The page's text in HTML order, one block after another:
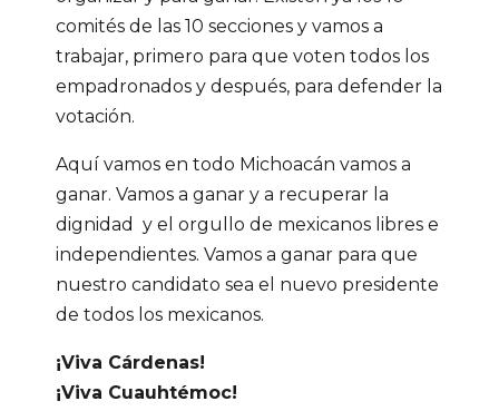
comités de las 10 secciones y vamos a
trabajar, primero para que voten todos los
empadronados y después, para defender la
votación.
Aquí vamos en todo Michoacán vamos a
ganar. Vamos a ganar y a recuperar la
dignidad y el orgullo de mexicanos libres e
independientes. Vamos a ganar para que
nuestro candidato sea el nuevo presidente
de todos los mexicanos.
¡Viva Cárdenas!
¡Viva Cuauhtémoc!